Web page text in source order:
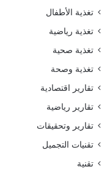
تغذية الأطفال
تغذية رياضية
تغذية صحية
تغذية وصحة
تقارير اقتصادية
تقارير رياضية
تقارير وتحقيقات
تقنيات التجميل
تقنية